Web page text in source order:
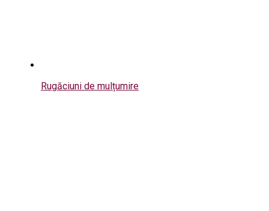
Rugăciuni de mulțumire